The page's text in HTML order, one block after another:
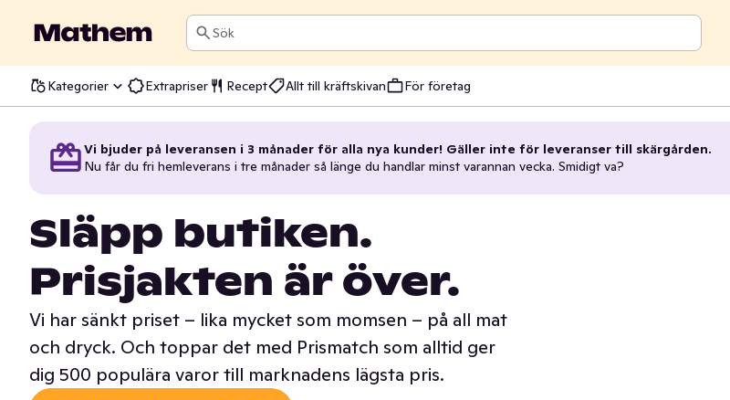
Sök
Kategorier Extrapriser Recept Allt till kräftskivan För företag
Vi bjuder på leveransen i 3 månader för alla nya kunder! Gäller inte för leveranser till skärgården.
Nu får du fri hemleverans i tre månader så länge du handlar minst varannan vecka. Smidigt va?
Släpp butiken.
Prisjakten är över.
Vi har sänkt priset – lika mycket som momsen – på all mat
och dryck. Och toppar det med Prismatch som alltid ger
dig 500 populära varor till marknadens lägsta pris.